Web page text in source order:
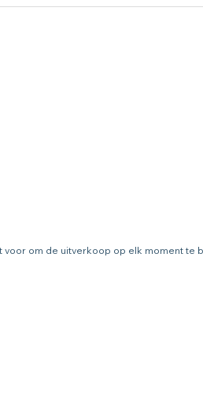
voor om de uitverkoop op elk moment te